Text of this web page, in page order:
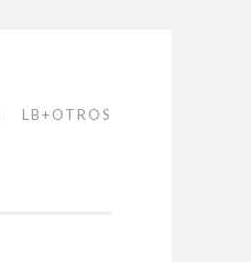
LB+OTROS